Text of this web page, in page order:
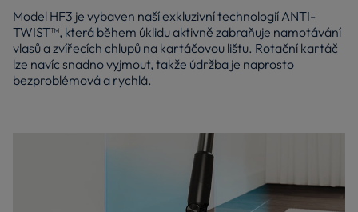
Model HF3 je vybaven naší exkluzivní technologií ANTI-
TWIST™, která během úklidu aktivně zabraňuje namotávání
vlasů a zvířecích chlupů na kartáčovou lištu. Rotační kartáč
lze navíc snadno vyjmout, takže údržba je naprosto
bezproblémová a rychlá.